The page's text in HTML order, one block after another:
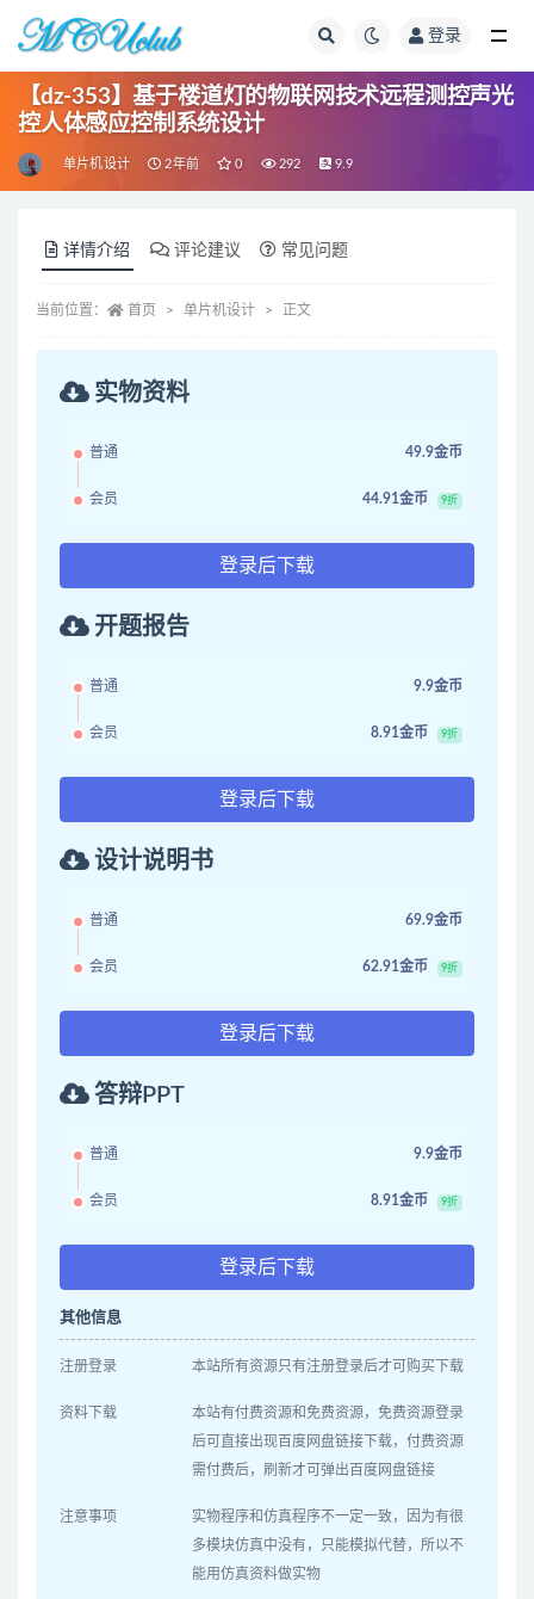
登录
【dz-353】基于楼道灯的物联网技术远程测控声光
控人体感应控制系统设计
单片机设计 2年前 0 292 9.9
详情介绍 评论建议 常见问题
当前位置： 首页 单片机设计 正文
实物资料
普通 49.9金币
会员 44.91金币 9折
登录后下载
开题报告
普通 9.9金币
会员 8.91金币 9折
登录后下载
设计说明书
普通 69.9金币
会员 62.91金币 9折
登录后下载
答辩PPT
普通 9.9金币
会员 8.91金币 9折
登录后下载
其他信息
注册登录 本站所有资源只有注册登录后才可购买下载
资料下载
本站有付费资源和免费资源，免费资源登录
后可直接出现百度网盘链接下载，付费资源
需付费后，刷新才可弹出百度网盘链接
注意事项
实物程序和仿真程序不一定一致，因为有很
多模块仿真中没有，只能模拟代替，所以不
能用仿真资料做实物